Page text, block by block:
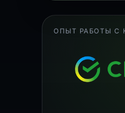
ОПЫТ РАБОТЫ С